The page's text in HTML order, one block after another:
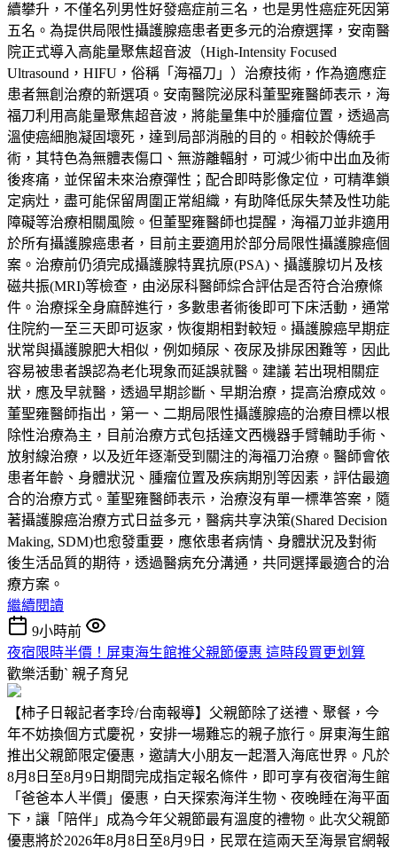
續攀升，不僅名列男性好發癌症前三名，也是男性癌症死因第
五名。為提供局限性攝護腺癌患者更多元的治療選擇，安南醫
院正式導入高能量聚焦超音波（High-Intensity Focused
Ultrasound，HIFU，俗稱「海福刀」）治療技術，作為適應症
患者無創治療的新選項。安南醫院泌尿科董聖雍醫師表示，海
福刀利用高能量聚焦超音波，將能量集中於腫瘤位置，透過高
溫使癌細胞凝固壞死，達到局部消融的目的。相較於傳統手
術，其特色為無體表傷口、無游離輻射，可減少術中出血及術
後疼痛，並保留未來治療彈性；配合即時影像定位，可精準鎖
定病灶，盡可能保留周圍正常組織，有助降低尿失禁及性功能
障礙等治療相關風險。但董聖雍醫師也提醒，海福刀並非適用
於所有攝護腺癌患者，目前主要適用於部分局限性攝護腺癌個
案。治療前仍須完成攝護腺特異抗原(PSA)、攝護腺切片及核
磁共振(MRI)等檢查，由泌尿科醫師綜合評估是否符合治療條
件。治療採全身麻醉進行，多數患者術後即可下床活動，通常
住院約一至三天即可返家，恢復期相對較短。攝護腺癌早期症
狀常與攝護腺肥大相似，例如頻尿、夜尿及排尿困難等，因此
容易被患者誤認為老化現象而延誤就醫。建議 若出現相關症
狀，應及早就醫，透過早期診斷、早期治療，提高治療成效。
董聖雍醫師指出，第一、二期局限性攝護腺癌的治療目標以根
除性治療為主，目前治療方式包括達文西機器手臂輔助手術、
放射線治療，以及近年逐漸受到關注的海福刀治療。醫師會依
患者年齡、身體狀況、腫瘤位置及疾病期別等因素，評估最適
合的治療方式。董聖雍醫師表示，治療沒有單一標準答案，隨
著攝護腺癌治療方式日益多元，醫病共享決策(Shared Decision
Making, SDM)也愈發重要，應依患者病情、身體狀況及對術
後生活品質的期待，透過醫病充分溝通，共同選擇最適合的治
療方案。
繼續閱讀
9小時前
夜宿限時半價！屏東海生館推父親節優惠 這時段買更划算
歡樂活動ˋ 親子育兒
【柿子日報記者李玲/台南報導】父親節除了送禮、聚餐，今
年不妨換個方式慶祝，安排一場難忘的親子旅行。屏東海生館
推出父親節限定優惠，邀請大小朋友一起潛入海底世界。凡於
8月8日至8月9日期間完成指定報名條件，即可享有夜宿海生館
「爸爸本人半價」優惠，白天探索海洋生物、夜晚睡在海平面
下，讓「陪伴」成為今年父親節最有溫度的禮物。此次父親節
優惠將於2026年8月8日至8月9日，民眾在這兩天至海景官網報